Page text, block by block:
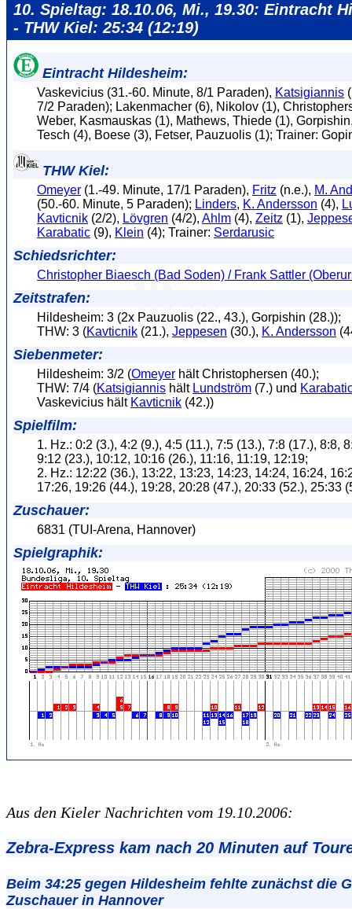
10. Spieltag: 18.10.06, Mi., 19.30: Eintracht
- THW Kiel: 25:34 (12:19)
Eintracht Hildesheim:
Vaskevicius (31.-60. Minute, 8/1 Paraden), Katsigiannis
7/2 Paraden); Lakenmacher (6), Nikolov (1),
Weber, Kasmauskas (1), Mathews, Thiede (1),
Tesch (4), Boese (3), Fetser, Pauzuolis (1); Trainer:
THW Kiel:
Omeyer (1.-49. Minute, 17/1 Paraden), Fritz (n.e.), M.
(50.-60. Minute, 5 Paraden); Linders, K. Andersson (4),
Kavticnik (2/2), Lövgren (4/2), Ahlm (4), Zeitz (1),
Karabatic (9), Klein (4); Trainer: Serdarusic
Schiedsrichter:
Christopher Biaesch (Bad Soden) / Frank Sattler
Zeitstrafen:
Hildesheim: 3 (2x Pauzuolis (22., 43.), Gorpishin (28.));
THW: 3 (Kavticnik (21.), Jeppesen (30.), K. Andersson
Siebenmeter:
Hildesheim: 3/2 (Omeyer hält Christophersen (40.);
THW: 7/4 (Katsigiannis hält Lundström (7.) und
Vaskevicius hält Kavticnik (42.))
Spielfilm:
1. Hz.: 0:2 (3.), 4:2 (9.), 4:5 (11.), 7:5 (13.), 7:8 (17.), 8:8,
9:12 (23.), 10:12, 10:16 (26.), 11:16, 11:19, 12:19;
2. Hz.: 12:22 (36.), 13:22, 13:23, 14:23, 14:24, 16:24,
17:26, 19:26 (44.), 19:28, 20:28 (47.), 20:33 (52.), 25:33
Zuschauer:
6831 (TUI-Arena, Hannover)
Spielgraphik:
Aus den Kieler Nachrichten vom 19.10.2006:
Zebra-Express kam nach 20 Minuten auf
Beim 34:25 gegen Hildesheim fehlte zunächst die
Zuschauer in Hannover